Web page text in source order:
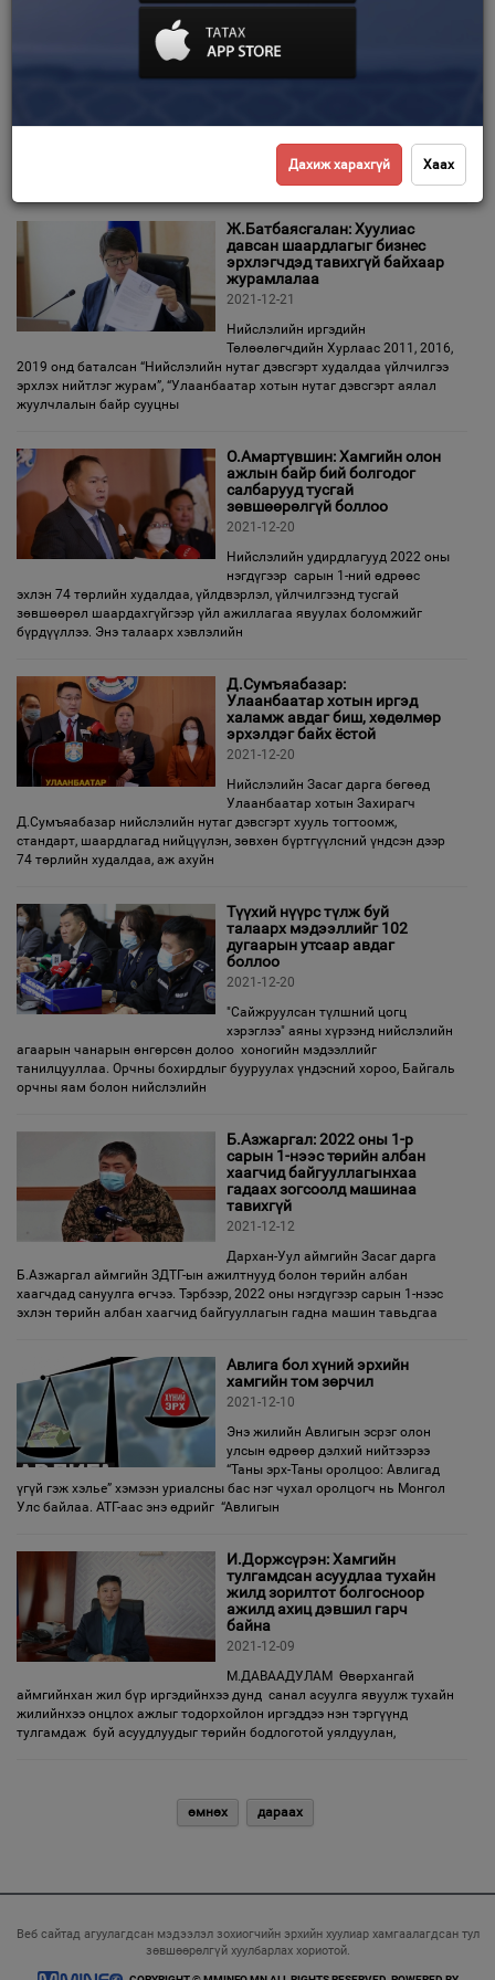
болгосноор авлигатай
тэмцэхэд ахиц гарна
өдрөөс хууль тогтоомж, стандарт, шаардлагад нийцүүлэн, зөвхөн
Ж.Батбаясгалан: Хуулиас
давсан шаардлагыг бизнес
эрхлэгчдэд тавихгүй байхаар
журамлалаа
2021-12-21
Нийслэлийн иргэдийн
Төлөөлөгчдийн Хурлаас 2011, 2016,
2019 онд баталсан “Нийслэлийн нутаг дэвсгэрт худалдаа үйлчилгээ
эрхлэх нийтлэг журам”, “Улаанбаатар хотын нутаг дэвсгэрт аялал
жуулчлалын байр сууцны
О.Амартүвшин: Хамгийн олон
ажлын байр бий болгодог
салбарууд тусгай
зөвшөөрөлгүй боллоо
2021-12-20
Нийслэлийн удирдлагууд 2022 оны
нэгдүгээр сарын 1-ний өдрөөс
эхлэн 74 төрлийн худалдаа, үйлдвэрлэл, үйлчилгээнд тусгай
зөвшөөрөл шаардахгүйгээр үйл ажиллагаа явуулах боломжийг
бүрдүүллээ. Энэ талаарх хэвлэлийн
Д.Сумъяабазар:
Улаанбаатар хотын иргэд
халамж авдаг биш, хөдөлмөр
эрхэлдэг байх ёстой
2021-12-20
Нийслэлийн Засаг дарга бөгөөд
Улаанбаатар хотын Захирагч
Д.Сумъяабазар нийслэлийн нутаг дэвсгэрт хууль тогтоомж,
стандарт, шаардлагад нийцүүлэн, зөвхөн бүртгүүлсний үндсэн дээр
74 төрлийн худалдаа, аж ахуйн
Түүхий нүүрс түлж буй
талаарх мэдээллийг 102
дугаарын утсаар авдаг
боллоо
2021-12-20
"Сайжруулсан түлшний цогц
хэрэглээ" аяны хүрээнд нийслэлийн
агаарын чанарын өнгөрсөн долоо хоногийн мэдээллийг
танилцууллаа. Орчны бохирдлыг бууруулах үндэсний хороо, Байгаль
орчны яам болон нийслэлийн
Б.Азжаргал: 2022 оны 1-р
сарын 1-нээс төрийн албан
хаагчид байгууллагынхаа
гадаах зогсоолд машинаа
тавихгүй
2021-12-12
Дархан-Уул аймгийн Засаг дарга
Б.Азжаргал аймгийн ЗДТГ-ын ажилтнууд болон төрийн албан
хаагчдад сануулга өгчээ. Тэрбээр, 2022 оны нэгдүгээр сарын 1-нээс
эхлэн төрийн албан хаагчид байгууллагын гадна машин тавьдгаа
Авлига бол хүний эрхийн
хамгийн том зөрчил
2021-12-10
Энэ жилийн Авлигын эсрэг олон
улсын өдрөөр дэлхий нийтээрээ
“Таны эрх-Таны оролцоо: Авлигад
үгүй гэж хэлье” хэмээн уриалсны бас нэг чухал оролцогч нь Монгол
Улс байлаа. АТГ-аас энэ өдрийг “Авлигын
И.Доржсүрэн: Хамгийн
тулгамдсан асуудлаа тухайн
жилд зорилтот болгосноор
ажилд ахиц дэвшил гарч
байна
2021-12-09
М.ДАВААДУЛАМ Өвөрхангай
аймгийнхан жил бүр иргэдийнхээ дунд санал асуулга явуулж тухайн
жилийнхээ онцлох ажлыг тодорхойлон иргэддээ нэн тэргүүнд
тулгамдаж буй асуудлуудыг төрийн бодлоготой уялдуулан,
өмнөх дараах
Веб сайтад агуулагдсан мэдээлэл зохиогчийн эрхийн хуулиар хамгаалагдсан тул
зөвшөөрөлгүй хуулбарлах хориотой.
Дахиж харахгүй Хаах